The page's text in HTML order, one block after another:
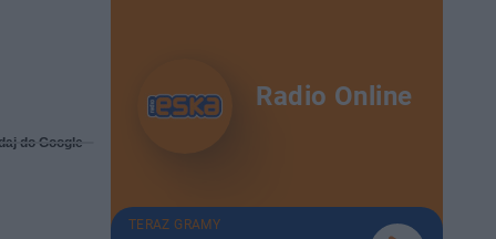
do Google
Radio Online
TERAZ GRAMY